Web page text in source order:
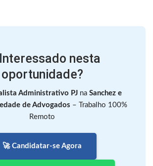
nesta
oportunidade?
Administrativo PJ na Sanchez e
de Advogados – Trabalho 100%
Remoto
🚀 Candidatar-se Agora